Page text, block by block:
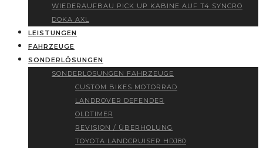
WIEDERAUFBAU PICK UP KABINE AUF T4 SYNCRO
DOKA AXL
LEISTUNGEN
FAHRZEUGE
SONDERLÖSUNGEN
SONDERLÖSUNGEN FAHRZEUGE
CUSTOM BIKES MOTORRAD
LANDROVER DEFENDER
OLDTIMER
REVISION / ÜBERHOLUNG
TOYOTA LANDCRUISER HDJ80